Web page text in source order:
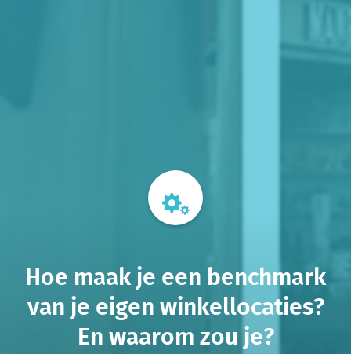
Hoe maak je een benchmark
van je eigen winkellocaties?
En waarom zou je?